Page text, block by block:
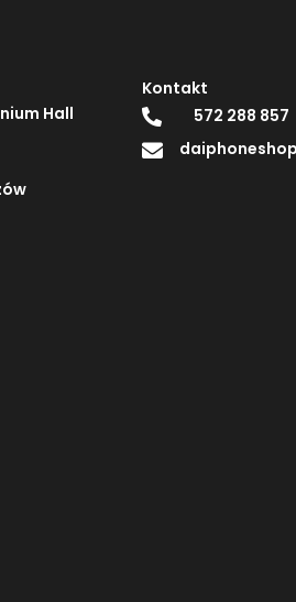
Hall
Kontakt
 572 288 857
